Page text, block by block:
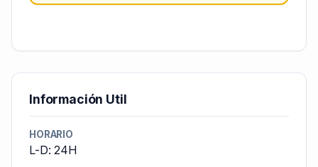
Información Util
HORARIO
L-D: 24H